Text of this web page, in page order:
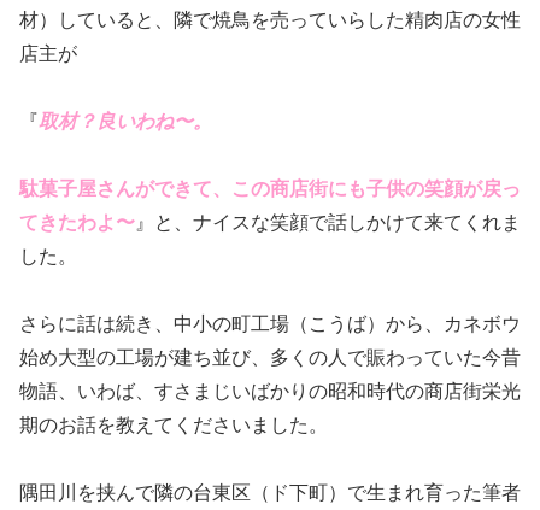
材）していると、隣で焼鳥を売っていらした精肉店の女性
店主が
『取材？良いわね〜。
駄菓子屋さんができて、この商店街にも子供の笑顔が戻っ
てきたわよ〜 』と、ナイスな笑顔で話しかけて来てくれま
した。
さらに話は続き、中小の町工場（こうば）から、カネボウ
始め大型の工場が建ち並び、多くの人で賑わっていた今昔
物語、いわば、すさまじいばかりの昭和時代の商店街栄光
期のお話を教えてくださいました。
隅田川を挟んで隣の台東区（ド下町）で生まれ育った筆者